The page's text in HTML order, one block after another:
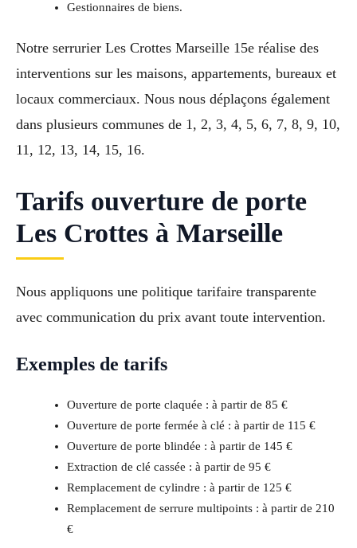
Gestionnaires de biens.
Notre serrurier Les Crottes Marseille 15e réalise des
interventions sur les maisons, appartements, bureaux et
locaux commerciaux. Nous nous déplaçons également
dans plusieurs communes de 1, 2, 3, 4, 5, 6, 7, 8, 9, 10,
11, 12, 13, 14, 15, 16.
Tarifs ouverture de porte
Les Crottes à Marseille
Nous appliquons une politique tarifaire transparente
avec communication du prix avant toute intervention.
Exemples de tarifs
Ouverture de porte claquée : à partir de 85 €
Ouverture de porte fermée à clé : à partir de 115 €
Ouverture de porte blindée : à partir de 145 €
Extraction de clé cassée : à partir de 95 €
Remplacement de cylindre : à partir de 125 €
Remplacement de serrure multipoints : à partir de 210
€